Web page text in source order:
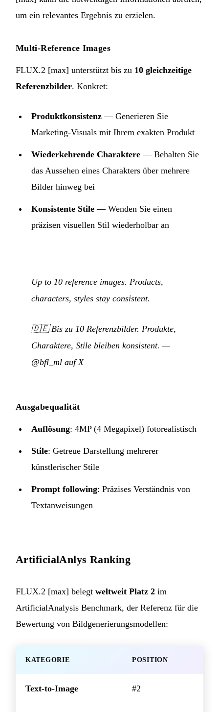
um ein relevantes Ergebnis zu erzielen.
Multi-Reference Images
FLUX.2 [max] unterstützt bis zu 10 gleichzeitige
Referenzbilder. Konkret:
Produktkonsistenz — Generieren Sie
Marketing-Visuals mit Ihrem exakten Produkt
Wiederkehrende Charaktere — Behalten Sie
das Aussehen eines Charakters über mehrere
Bilder hinweg bei
Konsistente Stile — Wenden Sie einen
präzisen visuellen Stil wiederholbar an
Up to 10 reference images. Products,
characters, styles stay consistent.
🇩🇪Bis zu 10 Referenzbilder. Produkte,
Charaktere, Stile bleiben konsistent. —
@bfl_ml auf X
Ausgabequalität
Auflösung: 4MP (4 Megapixel) fotorealistisch
Stile: Getreue Darstellung mehrerer
künstlerischer Stile
Prompt following: Präzises Verständnis von
Textanweisungen
ArtificialAnlys Ranking
FLUX.2 [max] belegt weltweit Platz 2 im
ArtificialAnalysis Benchmark, der Referenz für die
Bewertung von Bildgenerierungsmodellen:
KATEGORIE POSITION
Text-to-Image #2